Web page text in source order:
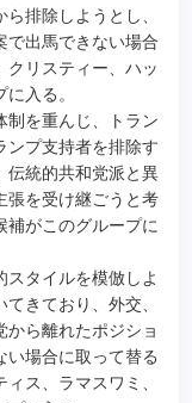
排除しようとし、
で出馬できない場合
クリスティー、ハッ
入る。
制を重んじ、トラン
ンプ支持者を排除す
伝統的共和党派と異
張を受け継ごうと考
補がこのグループに
スタイルを模倣しよ
きており、外交、
から離れたポジショ
い場合に取って替る
ス、ラマスワミ、